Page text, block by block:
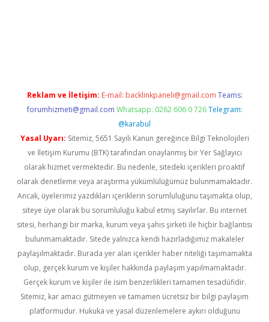
Reklam ve İletişim: E-mail: backlinkpaneli@gmail.com Teams:
forumhizmeti@gmail.com Whatsapp: 0262 606 0 726 Telegram:
@karabul
Yasal Uyarı: Sitemiz, 5651 Sayılı Kanun gereğince Bilgi Teknolojileri
ve İletişim Kurumu (BTK) tarafından onaylanmış bir Yer Sağlayıcı
olarak hizmet vermektedir. Bu nedenle, sitedeki içerikleri proaktif
olarak denetleme veya araştırma yükümlülüğümüz bulunmamaktadır.
Ancak, üyelerimiz yazdıkları içeriklerin sorumluluğunu taşımakta olup,
siteye üye olarak bu sorumluluğu kabul etmiş sayılırlar. Bu internet
sitesi, herhangi bir marka, kurum veya şahıs şirketi ile hiçbir bağlantısı
bulunmamaktadır. Sitede yalnızca kendi hazırladığımız makaleler
paylaşılmaktadır. Burada yer alan içerikler haber niteliği taşımamakta
olup, gerçek kurum ve kişiler hakkında paylaşım yapılmamaktadır.
Gerçek kurum ve kişiler ile isim benzerlikleri tamamen tesadüfidir.
Sitemiz, kar amacı gütmeyen ve tamamen ücretsiz bir bilgi paylaşım
platformudur. Hukuka ve yasal düzenlemelere aykırı olduğunu